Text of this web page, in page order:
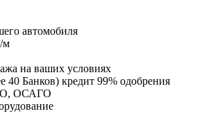
автомобиля
м
на ваших условиях
40 Банков) кредит 99% одобрения
ОСАГО